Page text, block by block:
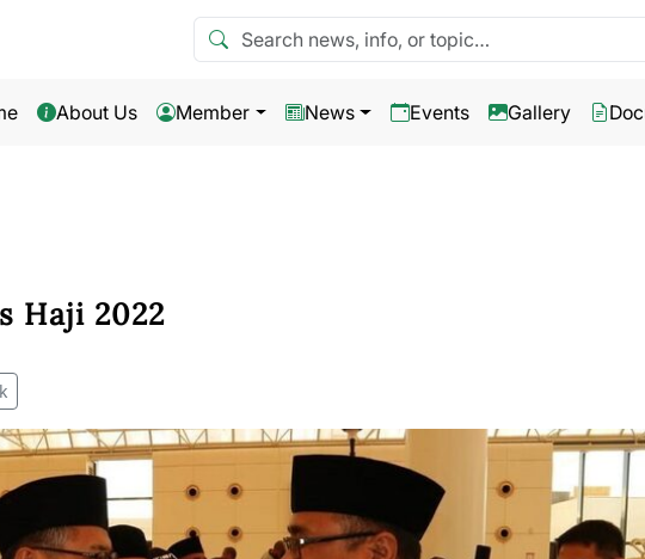
Search news
About Us Member News Events Gallery
Haji 2022